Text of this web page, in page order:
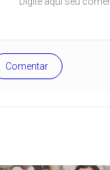
Comentar